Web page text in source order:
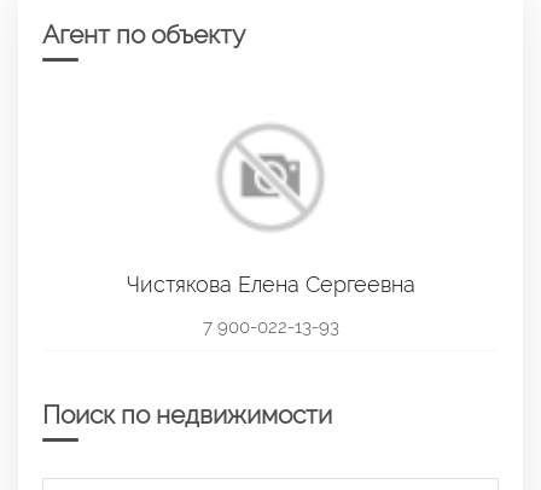
Агент по объекту
Чистякова Елена Сергеевна
7 900-022-13-93
Поиск по недвижимости